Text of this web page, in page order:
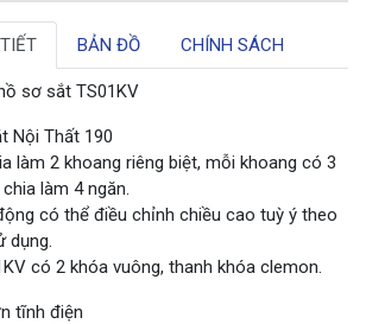
BẢN ĐỒ CHÍNH SÁCH
sơ sắt TS01KV
Nội Thất 190
làm 2 khoang riêng biệt, mỗi khoang có 3
làm 4 ngăn.
có thể điều chỉnh chiều cao tuỳ ý theo
dụng.
có 2 khóa vuông, thanh khóa clemon.
tĩnh điện